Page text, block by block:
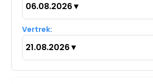
06.08.2026▼
Vertrek:
21.08.2026▼